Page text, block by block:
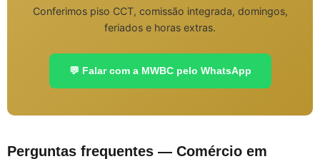
Conferimos piso CCT, comissão integrada, domingos,
feriados e horas extras.
💬 Falar com a MWBC pelo WhatsApp
Perguntas frequentes — Comércio em